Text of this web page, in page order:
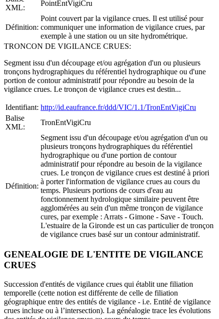
XML:
PointEntVigiCru
Définition:
Point couvert par la vigilance crues. Il est utilisé pour
communiquer une information de vigilance crues, par
exemple à une station ou un site hydrométrique.
TRONCON DE VIGILANCE CRUES:
Segment issu d'un découpage et/ou agrégation d'un ou plusieurs
tronçons hydrographiques du référentiel hydrographique ou d'une
portion de contour administratif pour répondre au besoin de la
vigilance crues. Le tronçon de vigilance crues est destin...
Identifiant: http://id.eaufrance.fr/ddd/VIC/1.1/TronEntVigiCru
Balise
XML:
TronEntVigiCru
Définition:
Segment issu d'un découpage et/ou agrégation d'un ou
plusieurs tronçons hydrographiques du référentiel
hydrographique ou d'une portion de contour
administratif pour répondre au besoin de la vigilance
crues. Le tronçon de vigilance crues est destiné à priori
à porter l'information de vigilance crues au cours du
temps. Plusieurs portions de cours d'eau au
fonctionnement hydrologique similaire peuvent être
agglomérées au sein d'un même tronçon de vigilance
cures, par exemple : Arrats - Gimone - Save - Touch.
L'estuaire de la Gironde est un cas particulier de tronçon
de vigilance crues basé sur un contour administratif.
GENEALOGIE DE L'ENTITE DE VIGILANCE
CRUES
Succession d'entités de vigilance crues qui établit une filiation
temporelle (cette notion est différente de celle de filiation
géographique entre des entités de vigilance - i.e. Entité de vigilance
crues incluse ou à l’intersection). La généalogie trace les évolutions